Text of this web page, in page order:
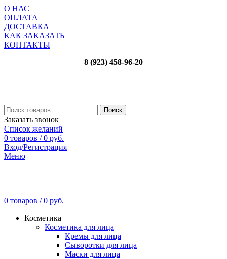
О НАС
ОПЛАТА
ДОСТАВКА
КАК ЗАКАЗАТЬ
КОНТАКТЫ
8 (923) 458-96-20
Поиск
Заказать звонок
Список желаний
0 товаров / 0 руб.
Вход/Регистрация
Меню
0 товаров / 0 руб.
Косметика
Косметика для лица
Кремы для лица
Сыворотки для лица
Маски для лица